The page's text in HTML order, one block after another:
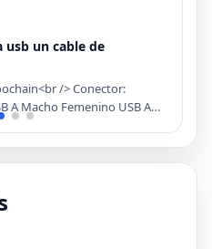
usb un cable de
/> Conector:
A Macho Femenino USB A
personalizada USB Un
de cable femenino<br
personalizada es el
para ampliar sus